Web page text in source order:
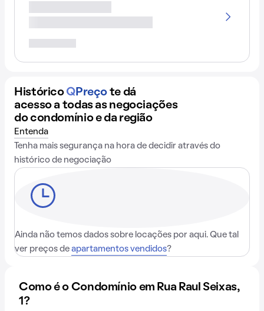
Histórico QPreço te dá
acesso a todas as negociações
do condomínio e da região
Entenda
Tenha mais segurança na hora de decidir através do
histórico de negociação
Ainda não temos dados sobre locações por aqui. Que tal
ver preços de apartamentos vendidos?
Como é o Condomínio em Rua Raul Seixas,
1?